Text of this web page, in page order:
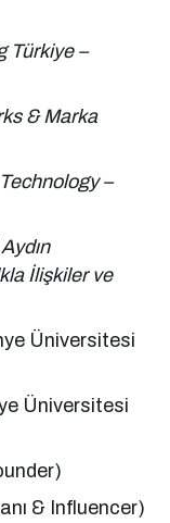
Türkiye –
& Marka
–
İlişkiler ve
Üniversitesi
Üniversitesi
& Influencer)